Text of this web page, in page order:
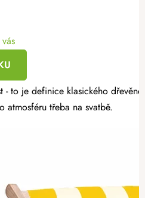
- to je definice klasického
atmosféru třeba na svatbě.